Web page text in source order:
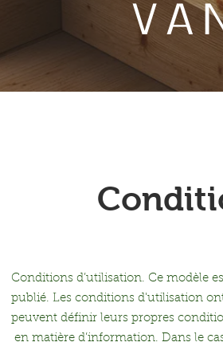
Conditions d’utilisation. Ce modèle
publié. Les conditions d'utilisation
peuvent définir leurs propres
en matière d’information. Dans le